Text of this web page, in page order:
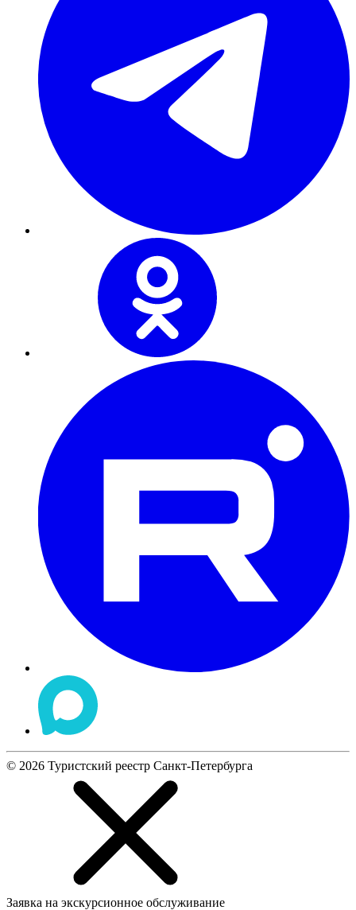
© 2026 Туристский реестр Санкт-Петербурга
Заявка на экскурсионное обслуживание